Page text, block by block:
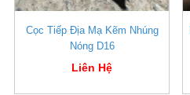
Cọc Tiếp Địa Mạ Kẽm Nhúng
Nóng D16
Liên Hệ